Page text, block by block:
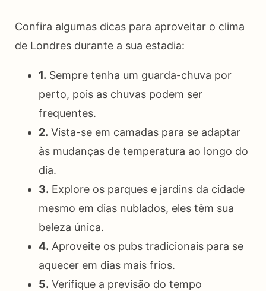
Confira algumas dicas para aproveitar o clima
de Londres durante a sua estadia:
1. Sempre tenha um guarda-chuva por
perto, pois as chuvas podem ser
frequentes.
2. Vista-se em camadas para se adaptar
às mudanças de temperatura ao longo do
dia.
3. Explore os parques e jardins da cidade
mesmo em dias nublados, eles têm sua
beleza única.
4. Aproveite os pubs tradicionais para se
aquecer em dias mais frios.
5. Verifique a previsão do tempo